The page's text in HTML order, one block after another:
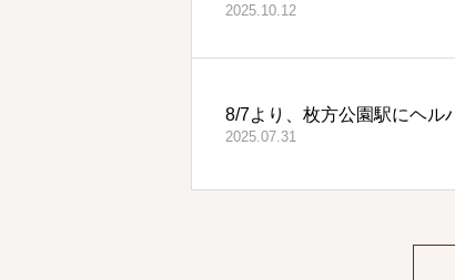
2025.10.12
8/7より、枚方公園駅にヘル
2025.07.31